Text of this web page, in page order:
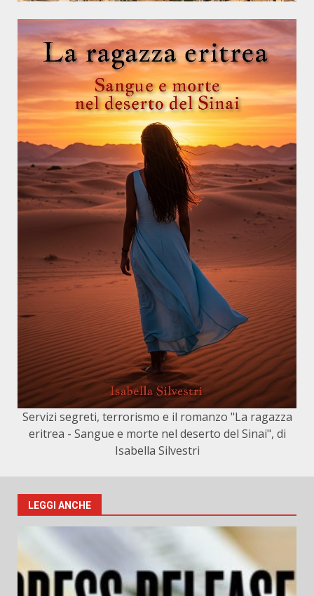
Servizi segreti, terrorismo e il romanzo "La ragazza
eritrea - Sangue e morte nel deserto del Sinai", di
Isabella Silvestri
LEGGI ANCHE